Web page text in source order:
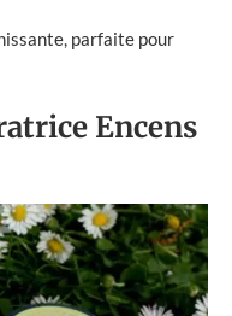
parfaite pour
Encens